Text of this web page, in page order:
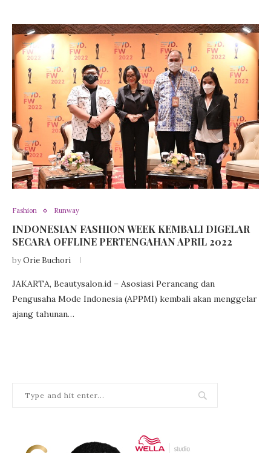
Fashion Runway
INDONESIAN FASHION WEEK KEMBALI DIGELAR
SECARA OFFLINE PERTENGAHAN APRIL 2022
byOrie Buchori
JAKARTA, Beautysalon.id – Asosiasi Perancang dan
Pengusaha Mode Indonesia (APPMI) kembali akan menggelar
ajang tahunan…